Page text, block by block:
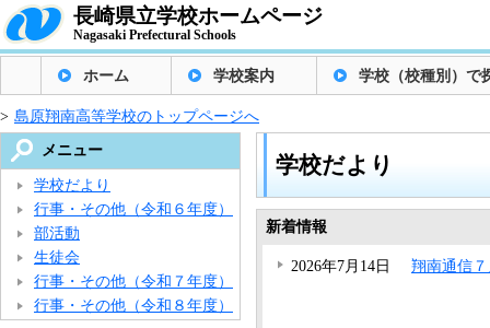
長崎県立学校ホームページ
Nagasaki Prefectural Schools
ホーム 学校案内 学校（校種別）で
> 島原翔南高等学校のトップページへ
学校だより
新着情報
2026年7月14日 翔南通信
メニュー
学校だより
行事・その他（令和６年度）
部活動
生徒会
行事・その他（令和７年度）
行事・その他（令和８年度）